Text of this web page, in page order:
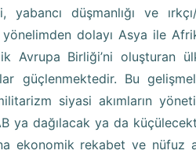
yabancı düşmanlığı ve
yönelimden dolayı Asya ile
Avrupa Birliği’ni oluşturan
güçlenmektedir. Bu
siyasi akımların
ya dağılacak ya da
ekonomik rekabet ve nüfuz